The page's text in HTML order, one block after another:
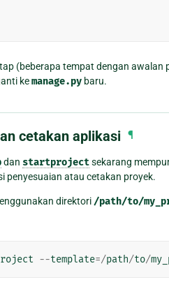
(beberapa tempat dengan
kemanage.py baru.
cetakan aplikasi ¶
dan startprojectsekarang
penyesuaian atau cetakan proyek.
direktori /path/to/
--template=/path/to/